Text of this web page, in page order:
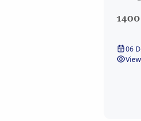
1400
06